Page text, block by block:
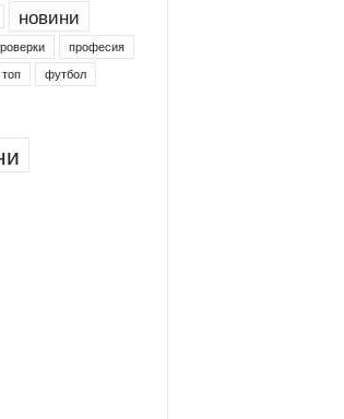
новини
професия
топ футбол